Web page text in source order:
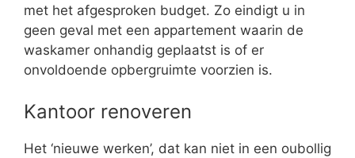
met het afgesproken budget. Zo eindigt u in
geen geval met een appartement waarin de
waskamer onhandig geplaatst is of er
onvoldoende opbergruimte voorzien is.
Kantoor renoveren
Het ‘nieuwe werken’, dat kan niet in een oubollig